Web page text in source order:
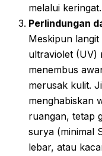
melalui keringat.
Perlindungan
Meskipun
ultraviolet (UV)
menembus
merusak kulit.
menghabiskan
ruangan, tetap
surya (minimal
lebar, atau